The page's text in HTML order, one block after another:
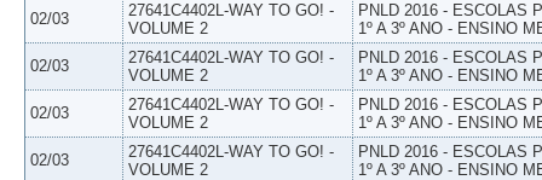
02/03
27641C4402L-WAY TO GO! -
VOLUME 2
PNLD 2016 - ESCOLAS
1º A 3º ANO - ENSINO
02/03
27641C4402L-WAY TO GO! -
VOLUME 2
PNLD 2016 - ESCOLAS
1º A 3º ANO - ENSINO
02/03
27641C4402L-WAY TO GO! -
VOLUME 2
PNLD 2016 - ESCOLAS
1º A 3º ANO - ENSINO
02/03
27641C4402L-WAY TO GO! -
VOLUME 2
PNLD 2016 - ESCOLAS
1º A 3º ANO - ENSINO